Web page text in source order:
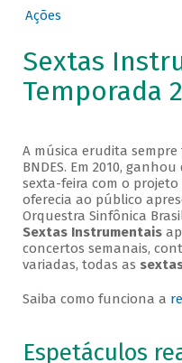
Ações
Sextas
Temporada
A música erudita
BNDES. Em 2010,
sexta-feira com o projeto
oferecia ao público
Orquestra Sinfônica
Sextas Instrumentais
concertos semanais,
variadas, todas as
Saiba como funciona a
Espetáculos